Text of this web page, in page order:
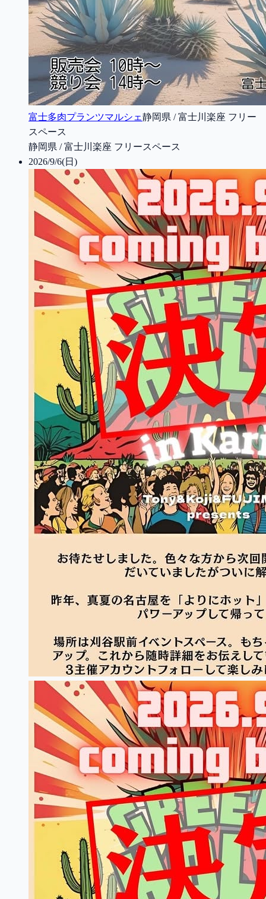
富士多肉プランツマルシェ静岡県 / 富士川楽座 フリー
スペース
静岡県 / 富士川楽座 フリースペース
2026/9/6(日)